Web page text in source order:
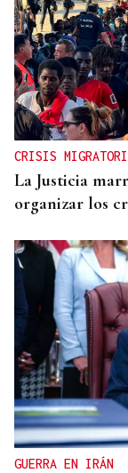
CRISIS
La Justicia
organizar los
GUERRA EN IRÁN